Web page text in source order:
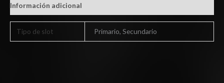
Información adicional
Tipo de slot Primario, Secundario